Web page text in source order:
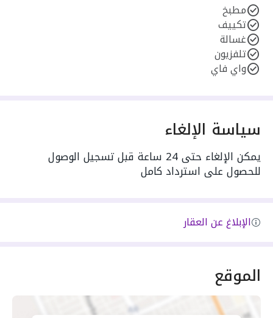
مطبخ
تكييف
غسالة
تلفزيون
واي فاي
سياسة الإلغاء
يمكن الإلغاء حتى 24 ساعة قبل تسجيل الوصول
للحصول على استرداد كامل
الإبلاغ عن العقار
الموقع